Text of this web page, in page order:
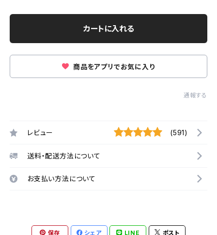
カートに入れる
商品をアプリでお気に入り
通報する
レビュー (591)
送料・配送方法について
お支払い方法について
保存 シェア LINE ポスト